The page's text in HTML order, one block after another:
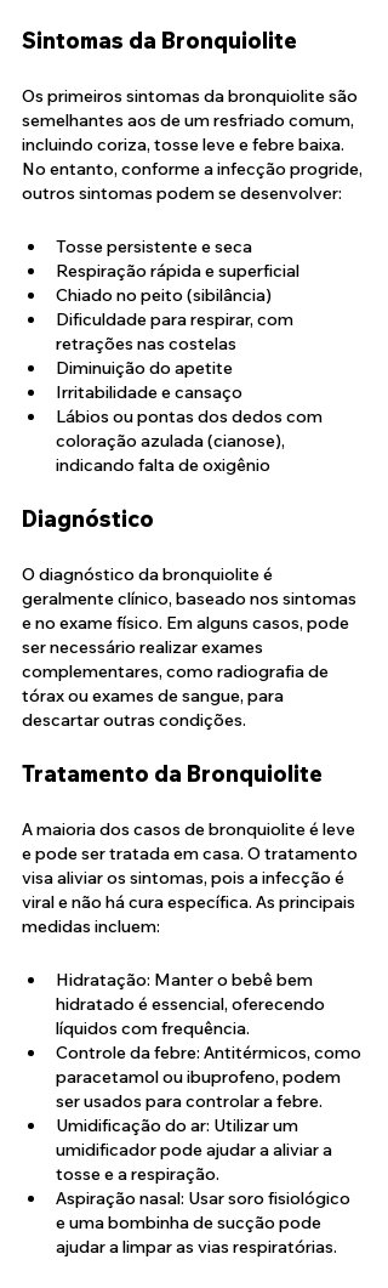
Sintomas da Bronquiolite
Os primeiros sintomas da bronquiolite são
semelhantes aos de um resfriado comum,
incluindo coriza, tosse leve e febre baixa.
No entanto, conforme a infecção progride,
outros sintomas podem se desenvolver:
Tosse persistente e seca
Respiração rápida e superficial
Chiado no peito (sibilância)
Dificuldade para respirar, com
retrações nas costelas
Diminuição do apetite
Irritabilidade e cansaço
Lábios ou pontas dos dedos com
coloração azulada (cianose),
indicando falta de oxigênio
Diagnóstico
O diagnóstico da bronquiolite é
geralmente clínico, baseado nos sintomas
e no exame físico. Em alguns casos, pode
ser necessário realizar exames
complementares, como radiografia de
tórax ou exames de sangue, para
descartar outras condições.
Tratamento da Bronquiolite
A maioria dos casos de bronquiolite é leve
e pode ser tratada em casa. O tratamento
visa aliviar os sintomas, pois a infecção é
viral e não há cura específica. As principais
medidas incluem:
Hidratação: Manter o bebê bem
hidratado é essencial, oferecendo
líquidos com frequência.
Controle da febre: Antitérmicos, como
paracetamol ou ibuprofeno, podem
ser usados para controlar a febre.
Umidificação do ar: Utilizar um
umidificador pode ajudar a aliviar a
tosse e a respiração.
Aspiração nasal: Usar soro fisiológico
e uma bombinha de sucção pode
ajudar a limpar as vias respiratórias.